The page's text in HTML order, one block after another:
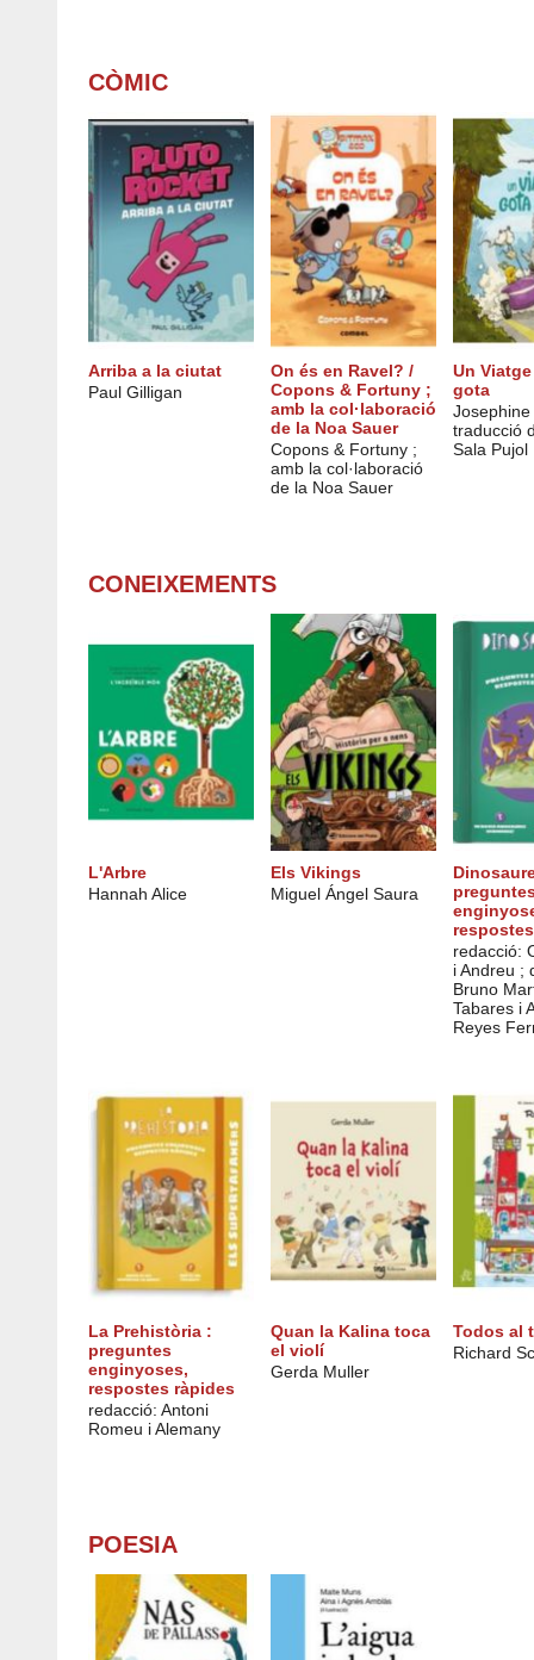
CÒMIC
Arriba a la ciutat
Paul Gilligan
On és en Ravel? /
Copons & Fortuny ;
amb la col·laboració
de la Noa Sauer
Copons & Fortuny ;
amb la col·laboració
de la Noa Sauer
Un
gota
traducció
Sala Pujol
CONEIXEMENTS
L'Arbre
Hannah Alice
Els Vikings
Miguel Ángel Saura
redacció:
i Andreu ;
Bruno
Tabares i
Reyes
La Prehistòria :
preguntes
enginyoses,
respostes ràpides
redacció: Antoni
Romeu i Alemany
Quan la Kalina toca
el violí
Gerda Muller
Todos al
Richard
POESIA